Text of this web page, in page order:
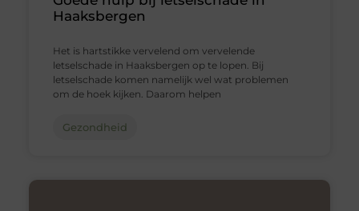
Haaksbergen
Het is hartstikke vervelend om vervelende
letselschade in Haaksbergen op te lopen. Bij
letselschade komen namelijk wel wat problemen
om de hoek kijken. Daarom helpen
Gezondheid